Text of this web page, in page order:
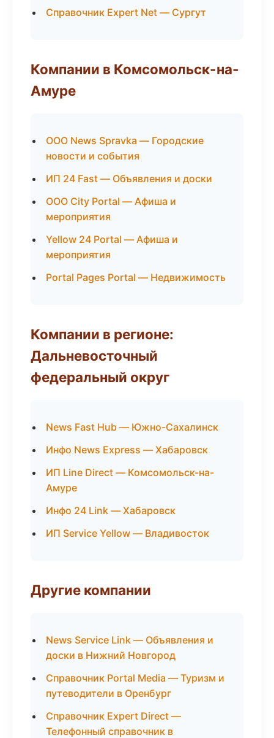
Справочник Expert Net — Сургут
Компании в Комсомольск-на-
Амуре
ООО News Spravka — Городские
новости и события
ИП 24 Fast — Объявления и доски
ООО City Portal — Афиша и
мероприятия
Yellow 24 Portal — Афиша и
мероприятия
Portal Pages Portal — Недвижимость
Компании в регионе:
Дальневосточный
федеральный округ
News Fast Hub — Южно-Сахалинск
Инфо News Express — Хабаровск
ИП Line Direct — Комсомольск-на-
Амуре
Инфо 24 Link — Хабаровск
ИП Service Yellow — Владивосток
Другие компании
News Service Link — Объявления и
доски в Нижний Новгород
Справочник Portal Media — Туризм и
путеводители в Оренбург
Справочник Expert Direct —
Телефонный справочник в